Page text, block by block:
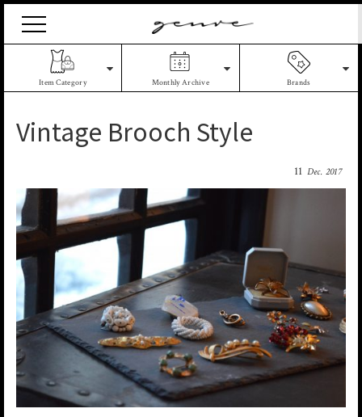
Clothes
Antique
Jewelry
Item Category Monthly Archive Brands
Vintage Brooch Style
11 Dec. 2017